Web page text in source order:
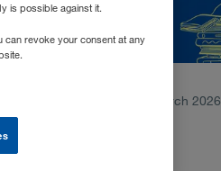
March 2026
is possible against it.
can revoke your consent at any